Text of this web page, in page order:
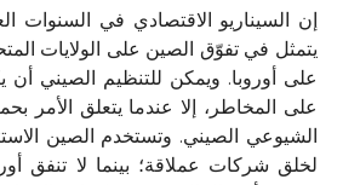
إن السيناريو الاقتصادي في السنوات
يتمثل في تفوّق الصين على الولايات
على أوروبا. ويمكن للتنظيم الصيني أن
على المخاطر، إلا عندما يتعلق الأمر
الشيوعي الصيني. وتستخدم الصين
لخلق شركات عملاقة؛ بينما لا تنفق